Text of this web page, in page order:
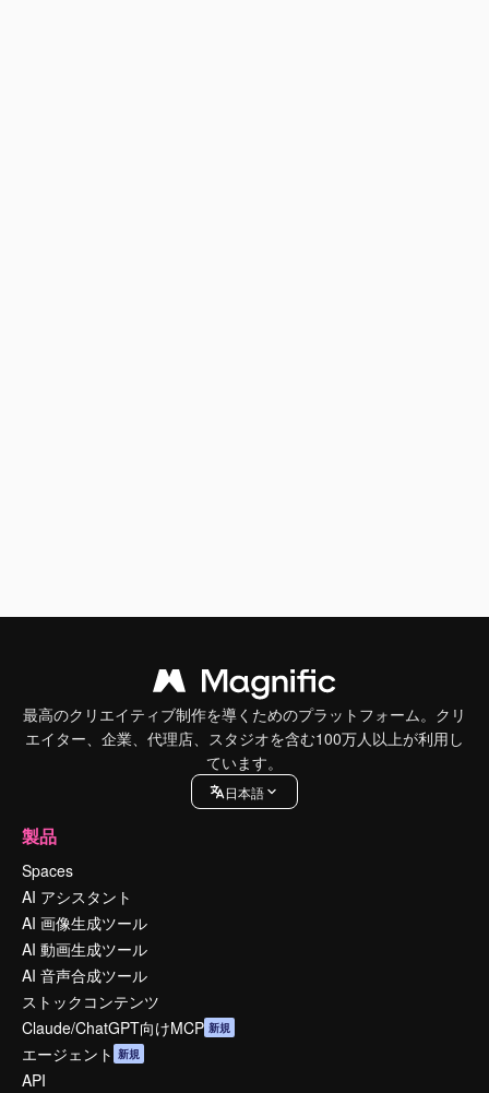
最高のクリエイティブ制作を導くためのプラットフォーム。クリ
エイター、企業、代理店、スタジオを含む100万人以上が利用し
ています。
日本語
製品
Spaces
AI アシスタント
AI 画像生成ツール
AI 動画生成ツール
AI 音声合成ツール
ストックコンテンツ
Claude/ChatGPT向けMCP 新規
エージェント 新規
API